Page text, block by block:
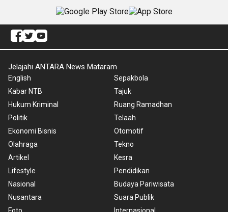
Jelajahi ANTARA News Mataram
English
Kabar NTB
Hukum Kriminal
Politik
Ekonomi Bisnis
Olahraga
Artikel
Lifestyle
Nasional
Nusantara
Foto
Sepakbola
Tajuk
Ruang Ramadhan
Telaah
Otomotif
Tekno
Kesra
Pendidikan
Budaya Pariwisata
Suara Publik
Internasional